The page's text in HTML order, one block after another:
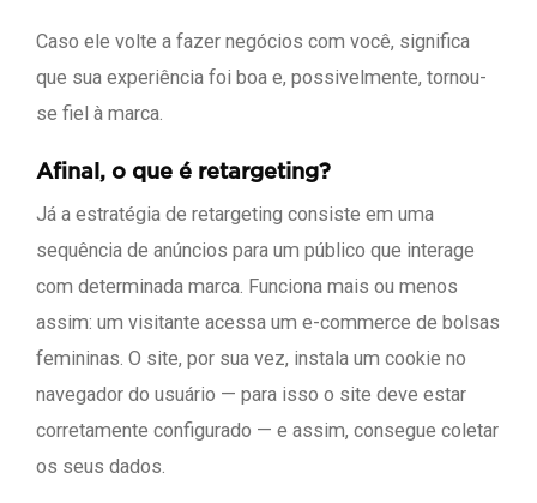
Caso ele volte a fazer negócios com você, significa
que sua experiência foi boa e, possivelmente, tornou-
se fiel à marca.
Afinal, o que é retargeting?
Já a estratégia de retargeting consiste em uma
sequência de anúncios para um público que interage
com determinada marca. Funciona mais ou menos
assim: um visitante acessa um e-commerce de bolsas
femininas. O site, por sua vez, instala um cookie no
navegador do usuário — para isso o site deve estar
corretamente configurado — e assim, consegue coletar
os seus dados.